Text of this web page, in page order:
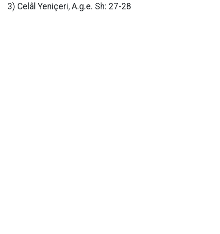
3) Celâl Yeniçeri, A.g.e. Sh: 27-28